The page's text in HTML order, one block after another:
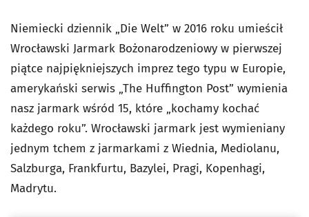
Niemiecki dziennik „Die Welt” w 2016 roku umieścił
Wrocławski Jarmark Bożonarodzeniowy w pierwszej
piątce najpiękniejszych imprez tego typu w Europie,
amerykański serwis „The Huffington Post” wymienia
nasz jarmark wśród 15, które „kochamy kochać
każdego roku”. Wrocławski jarmark jest wymieniany
jednym tchem z jarmarkami z Wiednia, Mediolanu,
Salzburga, Frankfurtu, Bazylei, Pragi, Kopenhagi,
Madrytu.